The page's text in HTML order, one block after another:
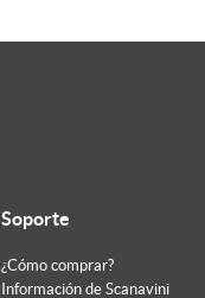
Soporte
¿Cómo comprar?
Información de Scanavini